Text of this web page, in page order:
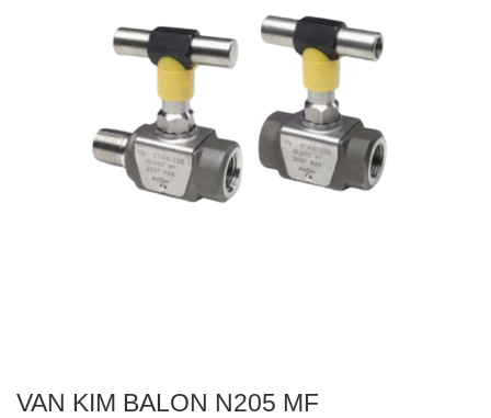
VAN KIM BALON N205 MF